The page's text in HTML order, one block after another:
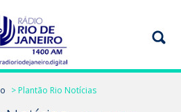
> Plantão Rio Notícias